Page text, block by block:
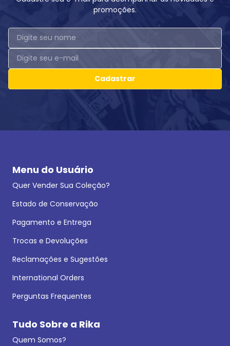
promoções.
Cadastrar
Menu do Usuário
Quer Vender Sua Coleção?
Estado de Conservação
Pagamento e Entrega
Trocas e Devoluções
Reclamações e Sugestões
International Orders
Perguntas Frequentes
Tudo Sobre a Rika
Quem Somos?